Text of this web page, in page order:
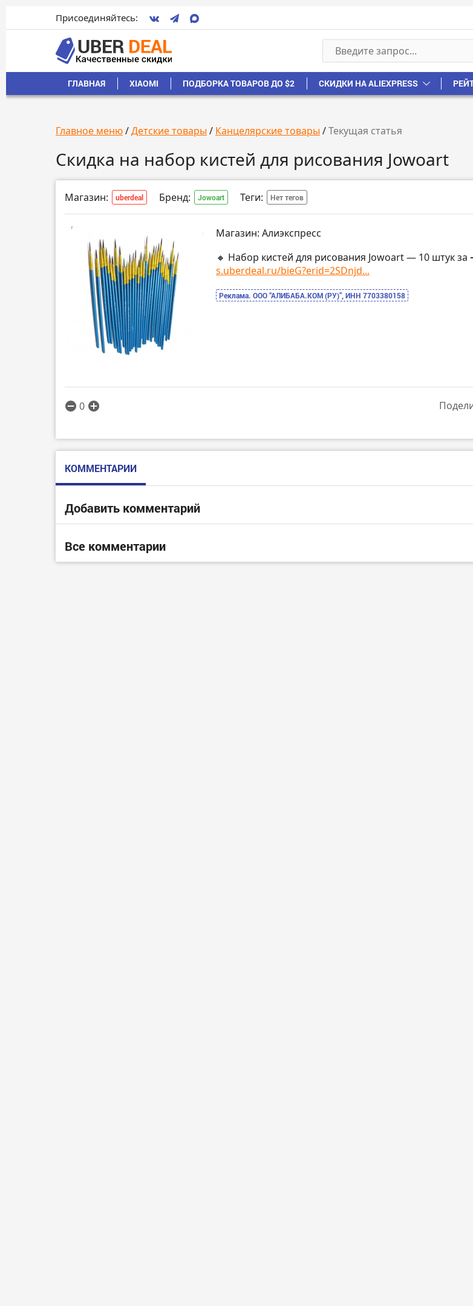
Присоединяйтесь:
ГЛАВНАЯ XIAOMI ПОДБОРКА ТОВАРОВ ДО $2 СКИДКИ НА ALIEXPRESS
Главное меню/Детские товары / Канцелярские товары /Текущая статья
Скидка на набор кистей для рисования Jowoart
Магазин: uberdeal Бренд: Jowoart Теги: Нет тегов
Магазин: Алиэкспресс
🔸 Набор кистей для рисования Jowoart — 10 штук за
s.uberdeal.ru/bieG?erid=2SDnjd...
Реклама. ООО “АЛИБАБА.КОМ (РУ)”, ИНН 7703380158
0
КОММЕНТАРИИ
Добавить комментарий
Все комментарии